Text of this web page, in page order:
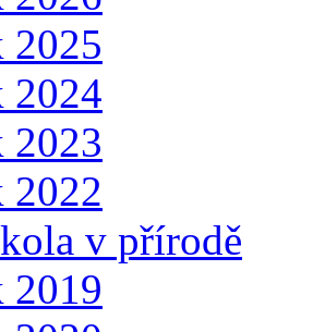
2025
2024
2023
2022
v přírodě
2019